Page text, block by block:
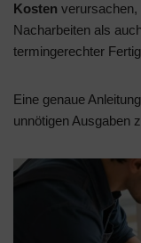
Kosten verursachen,
Nacharbeiten als
termingerechter
Eine genaue
unnötigen Ausgaben